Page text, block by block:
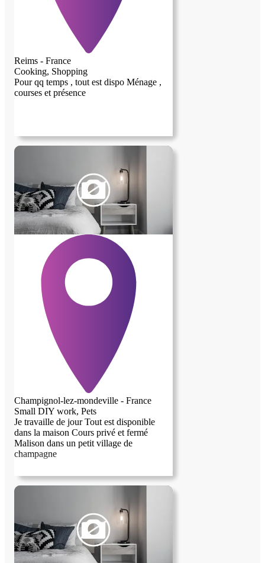
Reims - France
Cooking, Shopping
Pour qq temps , tout est dispo Ménage ,
courses et présence
Champignol-lez-mondeville - France
Small DIY work, Pets
Je travaille de jour Tout est disponible
dans la maison Cours privé et fermé
Malison dans un petit village de
champagne